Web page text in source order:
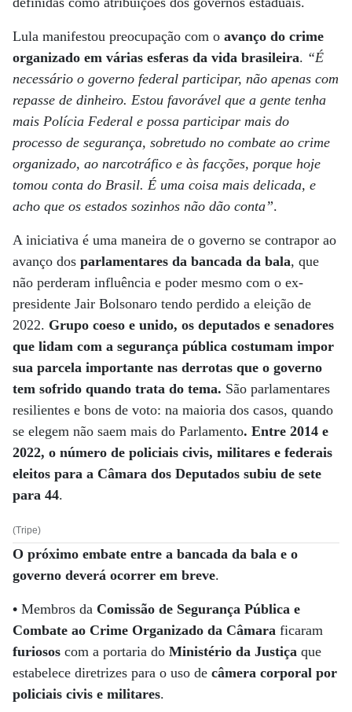
Lula manifestou preocupação com o avanço do crime
organizado em várias esferas da vida brasileira. “É
necessário o governo federal participar, não apenas com
repasse de dinheiro. Estou favorável que a gente tenha
mais Polícia Federal e possa participar mais do
processo de segurança, sobretudo no combate ao crime
organizado, ao narcotráfico e às facções, porque hoje
tomou conta do Brasil. É uma coisa mais delicada, e
acho que os estados sozinhos não dão conta”.
A iniciativa é uma maneira de o governo se contrapor ao
avanço dos parlamentares da bancada da bala, que
não perderam influência e poder mesmo com o ex-
presidente Jair Bolsonaro tendo perdido a eleição de
2022. Grupo coeso e unido, os deputados e senadores
que lidam com a segurança pública costumam impor
sua parcela importante nas derrotas que o governo
tem sofrido quando trata do tema. São parlamentares
resilientes e bons de voto: na maioria dos casos, quando
se elegem não saem mais do Parlamento. Entre 2014 e
2022, o número de policiais civis, militares e federais
eleitos para a Câmara dos Deputados subiu de sete
para 44.
(Tripe)
O próximo embate entre a bancada da bala e o
governo deverá ocorrer em breve.
• Membros da Comissão de Segurança Pública e
Combate ao Crime Organizado da Câmara ficaram
furiosos com a portaria do Ministério da Justiça que
estabelece diretrizes para o uso de câmera corporal por
policiais civis e militares.